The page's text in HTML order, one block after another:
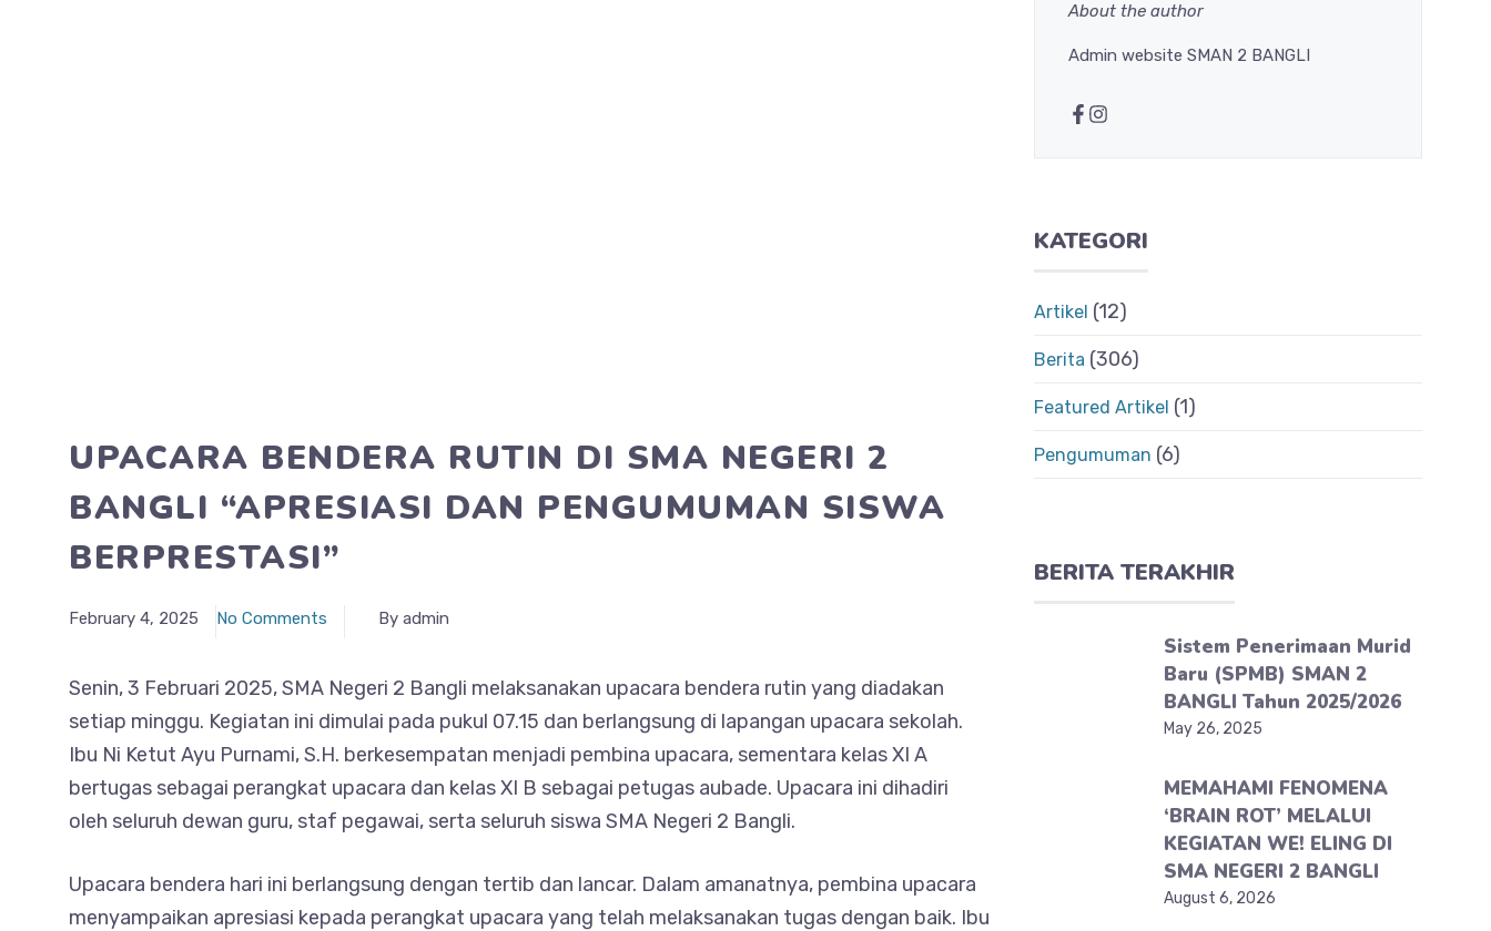
UPACARA BENDERA RUTIN DI SMA NEGERI 2
BANGLI “APRESIASI DAN PENGUMUMAN SISWA
BERPRESTASI”
February 4, 2025 No Comments By admin
Senin, 3 Februari 2025, SMA Negeri 2 Bangli melaksanakan upacara bendera rutin yang diadakan
setiap minggu. Kegiatan ini dimulai pada pukul 07.15 dan berlangsung di lapangan upacara sekolah.
Ibu Ni Ketut Ayu Purnami, S.H. berkesempatan menjadi pembina upacara, sementara kelas XI A
bertugas sebagai perangkat upacara dan kelas XI B sebagai petugas aubade. Upacara ini dihadiri
oleh seluruh dewan guru, staf pegawai, serta seluruh siswa SMA Negeri 2 Bangli.
Upacara bendera hari ini berlangsung dengan tertib dan lancar. Dalam amanatnya, pembina upacara
menyampaikan apresiasi kepada perangkat upacara yang telah melaksanakan tugas dengan baik. Ibu
About the author
Admin website SMAN 2 BANGLI
KATEGORI
Artikel (12)
Berita (306)
Featured Artikel (1)
Pengumuman (6)
BERITA TERAKHIR
Sistem Penerimaan Murid
Baru (SPMB) SMAN 2
BANGLI Tahun 2025/2026
May 26, 2025
MEMAHAMI FENOMENA
‘BRAIN ROT’ MELALUI
KEGIATAN WE! ELING DI
SMA NEGERI 2 BANGLI
August 6, 2026